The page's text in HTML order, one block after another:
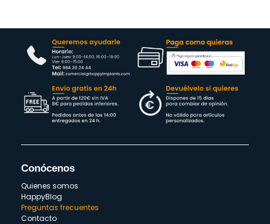
Conócenos
Quienes somos
HappyBlog
Preguntas frecuentes
Contacto